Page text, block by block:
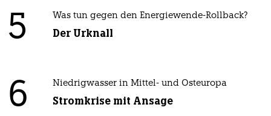
5 Was tun gegen den Energiewende-Rollback?
Der Urknall
6 Niedrigwasser in Mittel- und Osteuropa
Stromkrise mit Ansage